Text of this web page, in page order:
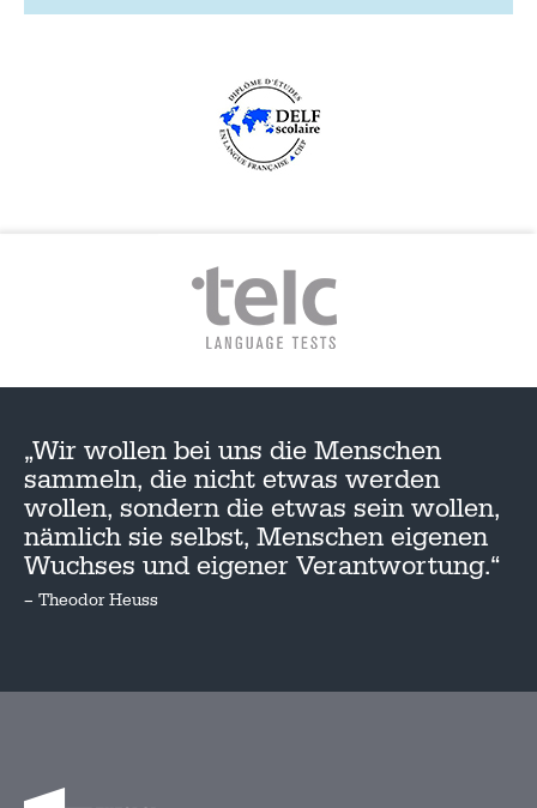
„Wir wollen bei uns die Menschen
sammeln, die nicht etwas werden
wollen, sondern die etwas sein wollen,
nämlich sie selbst, Menschen eigenen
Wuchses und eigener Verantwortung.“
– Theodor Heuss